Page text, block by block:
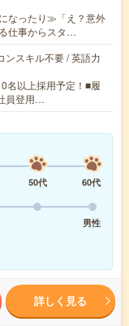
なったり≫「え？意外
仕事からスタ…
ンスキル不要 / 英語力
名以上採用予定！■履
員登用…
50代
60代
男性
詳しく見る